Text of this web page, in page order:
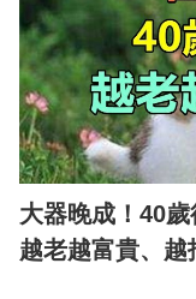
大器晚成！40
越老越富貴、越